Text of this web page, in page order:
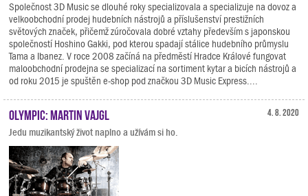
Společnost 3D Music se dlouhé roky specializovala a specializuje na dovoz a
velkoobchodní prodej hudebních nástrojů a příslušenství prestižních
světových značek, přičemž zúročovala dobré vztahy především s japonskou
společností Hoshino Gakki, pod kterou spadají stálice hudebního průmyslu
Tama a Ibanez. V roce 2008 začíná na předměstí Hradce Králové fungovat
maloobchodní prodejna se specializací na sortiment kytar a bicích nástrojů a
od roku 2015 je spuštěn e-shop pod značkou 3D Music Express....
4. 8. 2020
Olympic: Martin Vajgl
Jedu muzikantský život naplno a užívám si ho.